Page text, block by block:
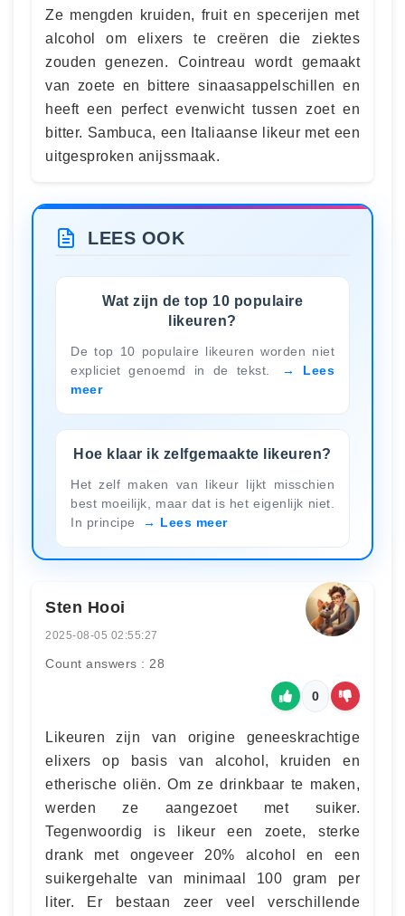
Ze mengden kruiden, fruit en specerijen met
alcohol om elixers te creëren die ziektes
zouden genezen. Cointreau wordt gemaakt
van zoete en bittere sinaasappelschillen en
heeft een perfect evenwicht tussen zoet en
bitter. Sambuca, een Italiaanse likeur met een
uitgesproken anijssmaak.
LEES OOK
Wat zijn de top 10 populaire
likeuren?
De top 10 populaire likeuren worden niet
expliciet genoemd in de tekst.
Lees
meer
Hoe klaar ik zelfgemaakte likeuren?
Het zelf maken van likeur lijkt misschien
best moeilijk, maar dat is het eigenlijk niet.
In principe
Lees meer
Sten Hooi
2025-08-05 02:55:27
Count answers : 28
0
Likeuren zijn van origine geneeskrachtige
elixers op basis van alcohol, kruiden en
etherische oliën. Om ze drinkbaar te maken,
werden ze aangezoet met suiker.
Tegenwoordig is likeur een zoete, sterke
drank met ongeveer 20% alcohol en een
suikergehalte van minimaal 100 gram per
liter. Er bestaan zeer veel verschillende